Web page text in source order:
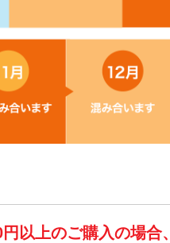
以上のご購入の場合、